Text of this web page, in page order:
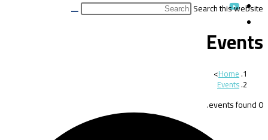
Search this website
Events
Home
>
Events
0 events found.